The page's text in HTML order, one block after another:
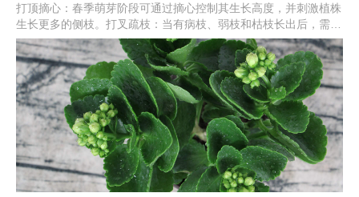
打顶摘心：春季萌芽阶段可通过摘心控制其生长高度，并刺激植株
生长更多的侧枝。打叉疏枝：当有病枝、弱枝和枯枝长出后，需及
时修剪掉，并疏剪掉密集的部分。花后修剪：当长寿花的花朵枯萎
后，需及时修剪，从花柄处剪除即可。注意事项：修剪使用的刀具
要先消毒，刀具上有病菌的话，伤口就容易感染。